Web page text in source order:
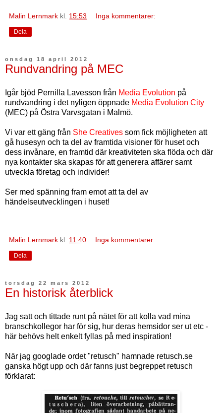
Malin Lernmark kl. 15:53 Inga kommentarer:
Dela
onsdag 18 april 2012
Rundvandring på MEC
Igår bjöd Pernilla Lavesson från Media Evolution på
rundvandring i det nyligen öppnade Media Evolution City
(MEC) på Östra Varvsgatan i Malmö.
Vi var ett gäng från She Creatives som fick möjligheten att
gå husesyn och ta del av framtida visioner för huset och
dess invånare, en framtid där kreativiteten ska flöda och där
nya kontakter ska skapas för att generera affärer samt
utveckla företag och individer!
Ser med spänning fram emot att ta del av
händelseutvecklingen i huset!
Malin Lernmark kl. 11:40 Inga kommentarer:
Dela
torsdag 22 mars 2012
En historisk återblick
Jag satt och tittade runt på nätet för att kolla vad mina
branschkollegor har för sig, hur deras hemsidor ser ut etc -
här behövs helt enkelt fyllas på med inspiration!
När jag googlade ordet "retusch" hamnade retusch.se
ganska högt upp och där fanns just begreppet retusch
förklarat: